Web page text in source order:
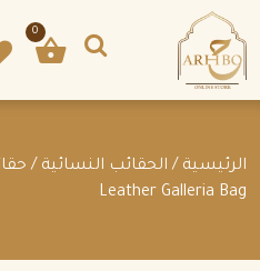
0
الرئيسية / الحقائب النسائية /
Leather Galleria Bag